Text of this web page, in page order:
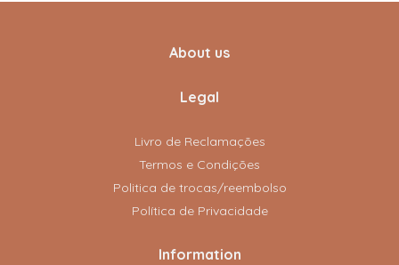
About us
Legal
Livro de Reclamações
Termos e Condições
Politica de trocas/reembolso
Política de Privacidade
Information